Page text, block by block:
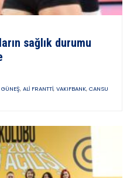
sağlık durumu
, ALI FRANTTI, VAKIFBANK, CANSU